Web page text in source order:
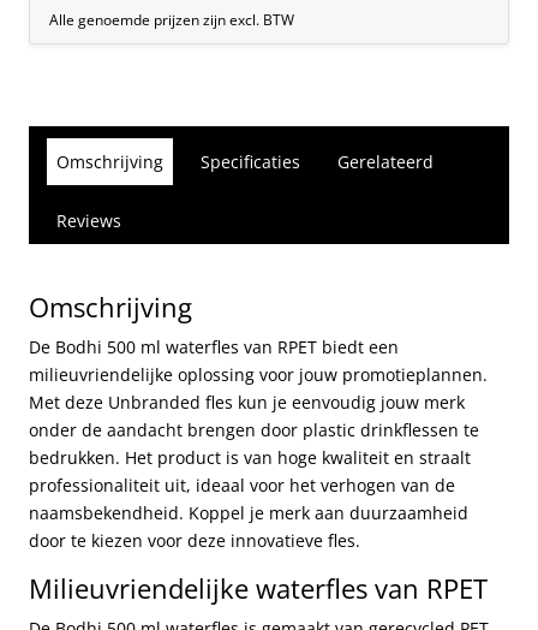
Alle genoemde prijzen zijn excl. BTW
Omschrijving Specificaties Gerelateerd
Reviews
Omschrijving
De Bodhi 500 ml waterfles van RPET biedt een
milieuvriendelijke oplossing voor jouw promotieplannen.
Met deze Unbranded fles kun je eenvoudig jouw merk
onder de aandacht brengen door plastic drinkflessen te
bedrukken. Het product is van hoge kwaliteit en straalt
professionaliteit uit, ideaal voor het verhogen van de
naamsbekendheid. Koppel je merk aan duurzaamheid
door te kiezen voor deze innovatieve fles.
Milieuvriendelijke waterfles van RPET